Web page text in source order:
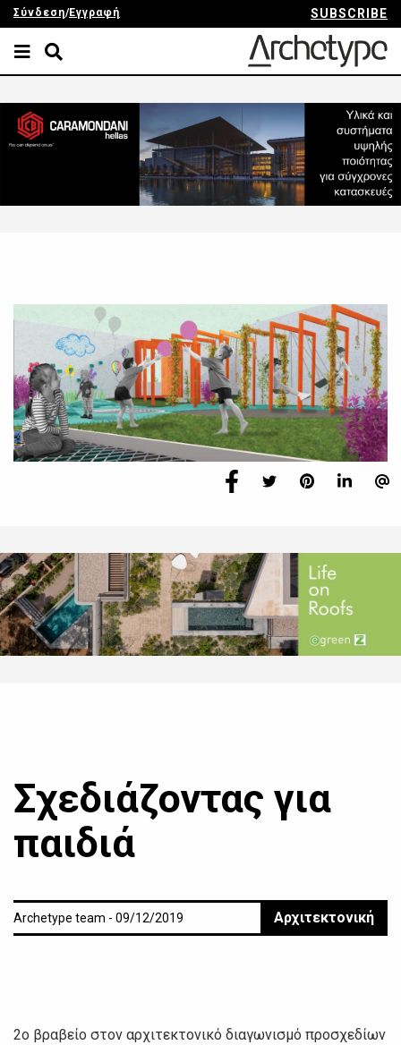
Σύνδεση/Εγγραφή SUBSCRIBE
Σχεδιάζοντας για
παιδιά
Archetype team - 09/12/2019 Αρχιτεκτονική
2ο βραβείο στον αρχιτεκτονικό διαγωνισμό προσχεδίων